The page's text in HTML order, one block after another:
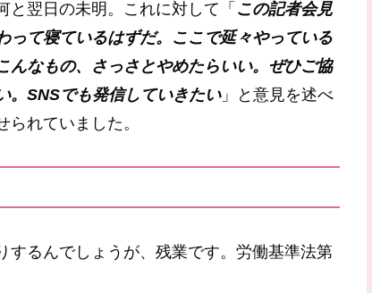
翌日の未明。これに対して「 この記者会見
って寝ているはずだ。ここで延々やっている
んなもの、さっさとやめたらいい。ぜひご協
。SNSでも発信していきたい」と意見を述べ
れていました。
するんでしょうが、残業です。労働基準法第